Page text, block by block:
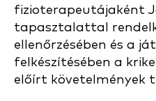
fizioterapeutájaként
tapasztalattal
ellenőrzésében és a
felkészítésében a
előírt követelmények